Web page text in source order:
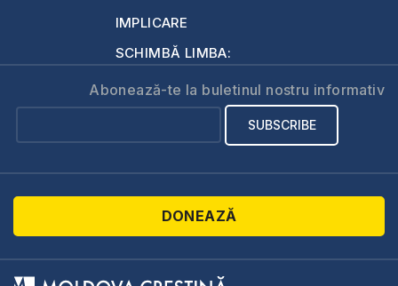
IMPLICARE
SCHIMBĂ LIMBA:
Abonează-te la buletinul nostru informativ
DONEAZĂ